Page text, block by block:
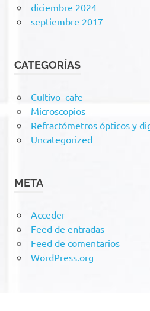
diciembre 2024
septiembre 2017
CATEGORÍAS
Cultivo_cafe
Microscopios
Refractómetros ópticos y
Uncategorized
META
Acceder
Feed de entradas
Feed de comentarios
WordPress.org